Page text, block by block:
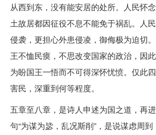
从西到东，没有能安居的处所。人民怀
土故居都因征役不息不能免于祸乱。人
侵袭，更担心外患侵凌，御侮极为迫切
王不恤民瘼，不思改变国家的政治，因
为盼国王一悟而不可得深怀忧愤。仅此
害民，深重到何等程度。
五章至八章，是诗人申述为国之道，再
句“为谋为毖，乱况斯削”，是说谋虑周